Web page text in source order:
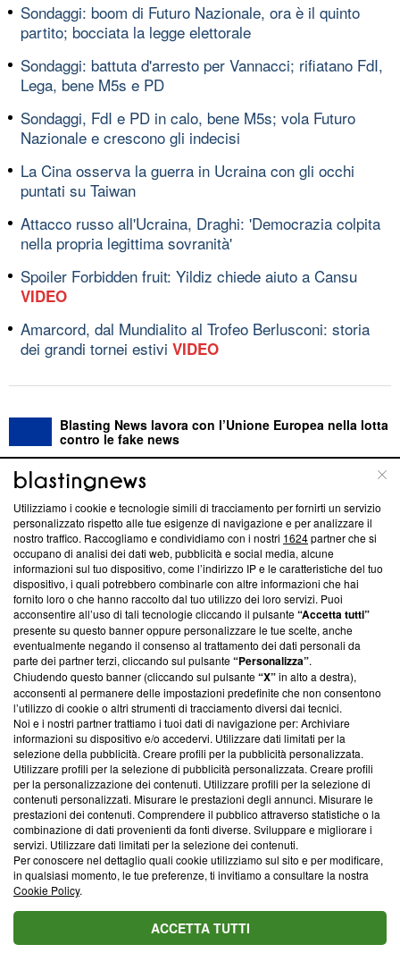
Sondaggi: boom di Futuro Nazionale, ora è il quinto
partito; bocciata la legge elettorale
Sondaggi: battuta d'arresto per Vannacci; rifiatano FdI,
Lega, bene M5s e PD
Sondaggi, FdI e PD in calo, bene M5s; vola Futuro
Nazionale e crescono gli indecisi
La Cina osserva la guerra in Ucraina con gli occhi
puntati su Taiwan
Attacco russo all'Ucraina, Draghi: 'Democrazia colpita
nella propria legittima sovranità'
Spoiler Forbidden fruit: Yildiz chiede aiuto a Cansu
VIDEO
Amarcord, dal Mundialito al Trofeo Berlusconi: storia
dei grandi tornei estivi VIDEO
Blasting News lavora con l’Unione Europea nella lotta
contro le fake news
ABOUT LINEA EDITORIALE
Questa sezione offre informazioni trasparenti su Blasting
News, sui nostri processi editoriali e su come ci impegniamo a
creare news di qualità. Inoltre, afferma la nostra aderenza a
‘Trust Project - News with Integrity’Blasting News non è
ancora membro del programma, ma ha richiesto di farne
parte; Trust Project non ha ancora effettuato una verifica di
conformità agli standard.
Su di noi
Team editoriale
Corporate
Redazione
Informativa Privacy
Cookie Policy
Blasting SA, IDI CHE-247.845.224, Via Carlo Frasca, 3 - 6900
Lugano (Svizzera) Tel:+39 0690258937
© 2026 Blasting News
Utilizziamo i cookie e tecnologie simili di tracciamento per fornirti un servizio
personalizzato rispetto alle tue esigenze di navigazione e per analizzare il
nostro traffico. Raccogliamo e condividiamo con i nostri 1624partner che si
occupano di analisi dei dati web, pubblicità e social media, alcune
informazioni sul tuo dispositivo, come l’indirizzo IP e le caratteristiche del tuo
dispositivo, i quali potrebbero combinarle con altre informazioni che hai
fornito loro o che hanno raccolto dal tuo utilizzo dei loro servizi. Puoi
acconsentire all’uso di tali tecnologie cliccando il pulsante“Accetta tutti”
presente su questo banner oppure personalizzare le tue scelte, anche
eventualmente negando il consenso al trattamento dei dati personali da
parte dei partner terzi, cliccando sul pulsante“Personalizza”.
Chiudendo questo banner (cliccando sul pulsante“X”in alto a destra),
acconsenti al permanere delle impostazioni predefinite che non consentono
l’utilizzo di cookie o altri strumenti di tracciamento diversi dai tecnici.
Noi e i nostri partner trattiamo i tuoi dati di navigazione per: Archiviare
informazioni su dispositivo e/o accedervi. Utilizzare dati limitati per la
selezione della pubblicità. Creare profili per la pubblicità personalizzata.
Utilizzare profili per la selezione di pubblicità personalizzata. Creare profili
per la personalizzazione dei contenuti. Utilizzare profili per la selezione di
contenuti personalizzati. Misurare le prestazioni degli annunci. Misurare le
prestazioni dei contenuti. Comprendere il pubblico attraverso statistiche o la
combinazione di dati provenienti da fonti diverse. Sviluppare e migliorare i
servizi. Utilizzare dati limitati per la selezione dei contenuti.
Per conoscere nel dettaglio quali cookie utilizziamo sul sito e per modificare,
in qualsiasi momento, le tue preferenze, ti invitiamo a consultare la nostra
Cookie Policy.
ACCETTA TUTTI